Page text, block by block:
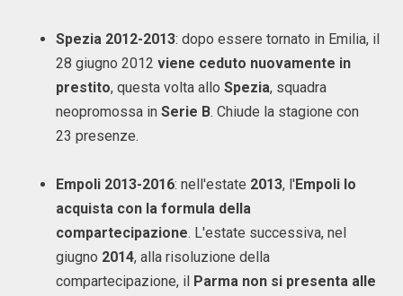
Spezia 2012-2013: dopo essere tornato in Emilia, il
28 giugno 2012 viene ceduto nuovamente in
prestito, questa volta allo Spezia, squadra
neopromossa in Serie B. Chiude la stagione con
23 presenze.
Empoli 2013-2016: nell'estate 2013, l'Empoli lo
acquista con la formula della
compartecipazione. L'estate successiva, nel
giugno 2014, alla risoluzione della
compartecipazione, il Parma non si presenta alle